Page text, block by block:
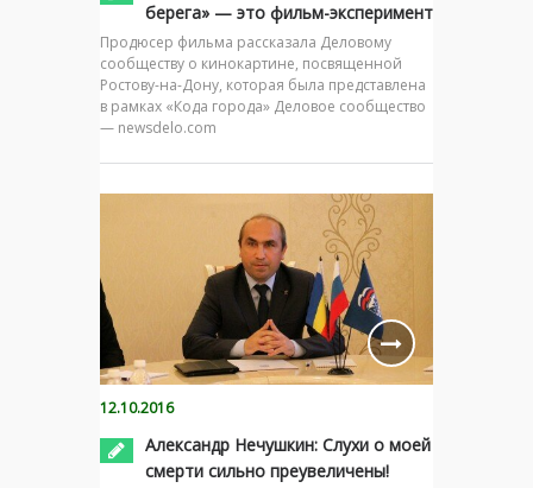
берега» — это фильм-эксперимент
Продюсер фильма рассказала Деловому
сообществу о кинокартине, посвященной
Ростову-на-Дону, которая была представлена
в рамках «Кода города» Деловое сообщество
— newsdelo.com
12.10.2016
Александр Нечушкин: Слухи о моей
смерти сильно преувеличены!